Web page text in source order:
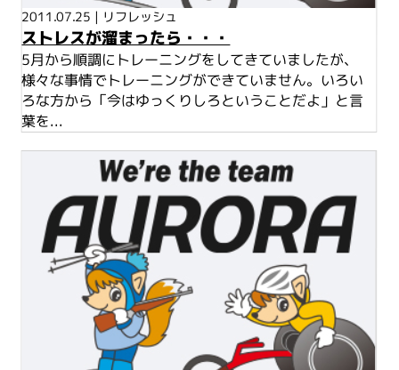
2011.07.25 | リフレッシュ
ストレスが溜まったら・・・
5月から順調にトレーニングをしてきていましたが、
様々な事情でトレーニングができていません。いろい
ろな方から「今はゆっくりしろということだよ」と言
葉を...